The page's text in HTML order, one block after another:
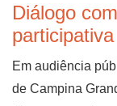
Diálogo
participativa
Em audiência
de Campina